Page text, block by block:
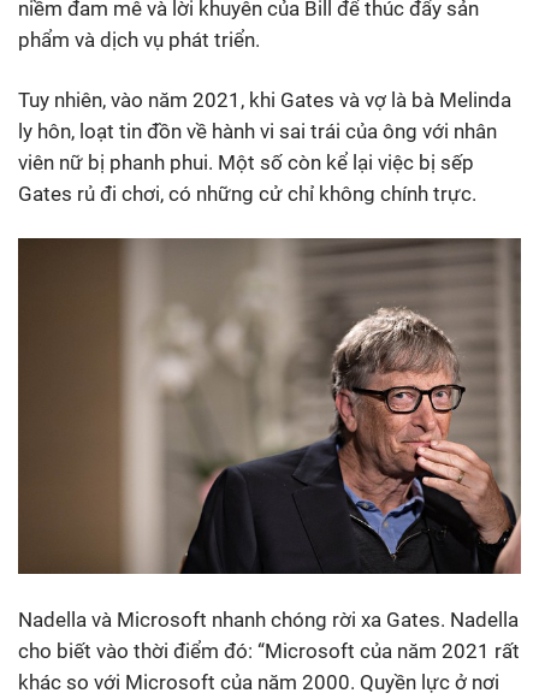
niềm đam mê và lời khuyên của Bill để thúc đẩy sản
phẩm và dịch vụ phát triển.
Tuy nhiên, vào năm 2021, khi Gates và vợ là bà Melinda
ly hôn, loạt tin đồn về hành vi sai trái của ông với nhân
viên nữ bị phanh phui. Một số còn kể lại việc bị sếp
Gates rủ đi chơi, có những cử chỉ không chính trực.
Nadella và Microsoft nhanh chóng rời xa Gates. Nadella
cho biết vào thời điểm đó: “Microsoft của năm 2021 rất
khác so với Microsoft của năm 2000. Quyền lực ở nơi